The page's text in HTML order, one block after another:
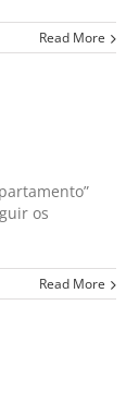
Read More
os
Read More